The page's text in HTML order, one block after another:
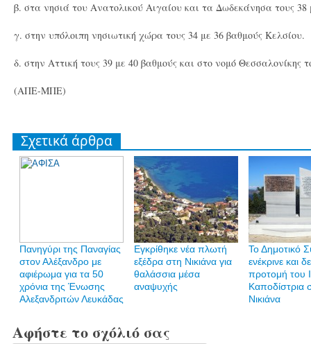
β. στα νησιά του Ανατολικού Αιγαίου και τα Δωδεκάνησα τους 38
γ. στην υπόλοιπη νησιωτική χώρα τους 34 με 36 βαθμούς Κελσίου.
δ. στην Αττική τους 39 με 40 βαθμούς και στο νομό Θεσσαλονίκης
(ΑΠΕ-ΜΠΕ)
Σχετικά άρθρα
Πανηγύρι της Παναγίας
στον Αλέξανδρο με
αφιέρωμα για τα 50
χρόνια της Ένωσης
Αλεξανδριτών Λευκάδας
Εγκρίθηκε νέα πλωτή
εξέδρα στη Νικιάνα για
θαλάσσια μέσα
αναψυχής
Το Δημοτικό
ενέκρινε και
προτομή του
Καποδίστρια
Νικιάνα
Αφήστε το σχόλιό σας